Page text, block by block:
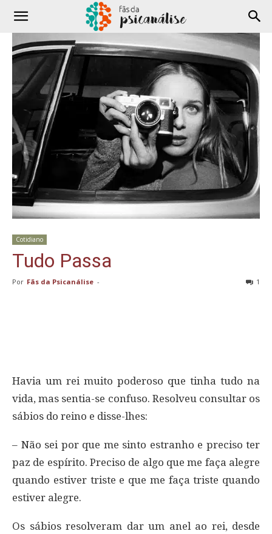
Cotidiano
Tudo Passa
Por Fãs da Psicanálise - 1
Havia um rei muito poderoso que tinha tudo na
vida, mas sentia-se confuso. Resolveu consultar os
sábios do reino e disse-lhes:
– Não sei por que me sinto estranho e preciso ter
paz de espírito. Preciso de algo que me faça alegre
quando estiver triste e que me faça triste quando
estiver alegre.
Os sábios resolveram dar um anel ao rei, desde